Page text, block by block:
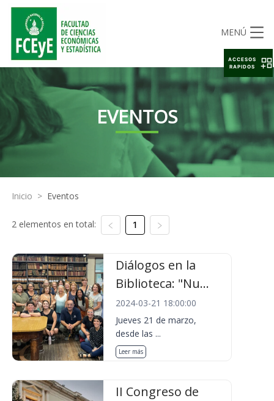
MENÚ
EVENTOS
Inicio > Eventos
2 elementos en total: 1
Diálogos en la
Biblioteca: "Nu...
2024-03-21 18:00:00
Jueves 21 de marzo,
desde las ...
Leer más
II Congreso de
ACCESOS
RAPIDOS